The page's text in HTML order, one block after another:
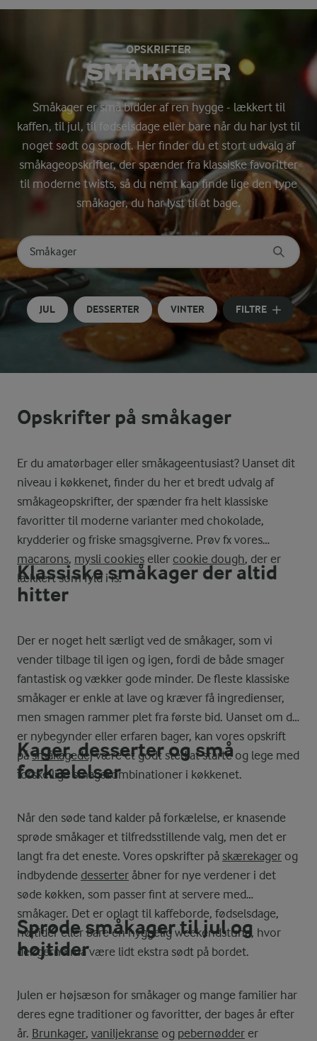
OPSKRIFTER
SMÅKAGER
Småkager er små bidder af ren hygge - lækkert til
kaffen, til jul, til fødselsdage eller bare når du har lyst til
noget sødt og sprødt. Her finder du et stort udvalg af
småkageopskrifter, der spænder fra klassiske favoritter
til moderne twists, så du nemt kan finde lige den type
småkager, du har lyst til at bage.
Søg på kategori
Indtast søgeord for at søge
JUL DESSERTER VINTER FILTRE
Opskrifter på småkager
Er du amatørbager eller småkageentusiast? Uanset dit
niveau i køkkenet, finder du her et bredt udvalg af
småkageopskrifter, der spænder fra helt klassiske
favoritter til moderne varianter med chokolade,
krydderier og friske smagsgiverne. Prøv fx vores
macarons, mysli cookies eller cookie dough, der er
lækkert som fyld i is.
Klassiske småkager der altid
hitter
Der er noget helt særligt ved de småkager, som vi
vender tilbage til igen og igen, fordi de både smager
fantastisk og vækker gode minder. De fleste klassiske
småkager er enkle at lave og kræver få ingredienser,
men smagen rammer plet fra første bid. Uanset om du
er nybegynder eller erfaren bager, kan vores opskrift
påsmåkagedejvære et godt sted at starte og lege med
forskellige smagskombinationer i køkkenet.
Kager, desserter og små
forkælelser
Når den søde tand kalder på forkælelse, er knasende
sprøde småkager et tilfredsstillende valg, men det er
langt fra det eneste. Vores opskrifter på skærekager og
indbydende desserter åbner for nye verdener i det
søde køkken, som passer fint at servere med
småkager. Det er oplagt til kaffeborde, fødselsdage,
højtider eller bare en hyggelig weekendstund, hvor
der gerne må være lidt ekstra sødt på bordet.
Sprøde småkager til jul og
højtider
Julen er højsæson for småkager og mange familier har
deres egne traditioner og favoritter, der bages år efter
år. Brunkager, vaniljekranse og pebernødder er